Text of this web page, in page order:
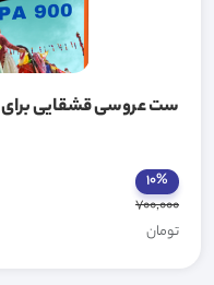
ست عروسی قشقایی برای PA 900
10%
700,000
تومان